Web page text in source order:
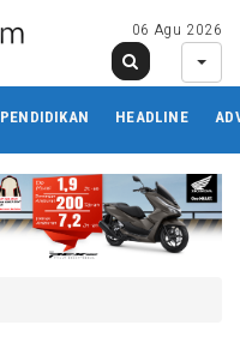
06 Agu 2026
PENDIDIKAN HEADLINE